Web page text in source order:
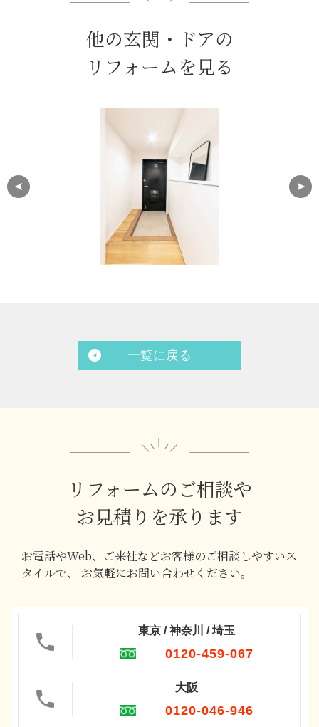
他の玄関・ドアの
リフォームを見る
一覧に戻る
リフォームのご相談や
お見積りを承ります
お電話やWeb、ご来社などお客様のご相談しやすいス
タイルで、
お気軽にお問い合わせください。
東京 / 神奈川 / 埼玉
0120-459-067
大阪
0120-046-946